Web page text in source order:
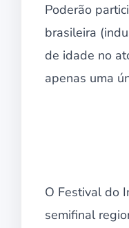
Poderão
brasileira
de idade no
apenas uma
O Festival do
semifinal